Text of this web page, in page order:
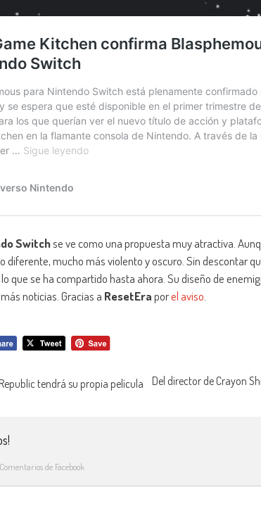
Switchse ve como una propuesta muy atractiva.
diferente, mucho más violento y oscuro. Sin descontar
que se ha compartido hasta ahora. Su diseño de
noticias. Gracias a ResetEraporel aviso.
tendrá su propia película Del director de Crayon
Comentarios de Facebook